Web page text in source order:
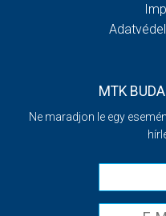
MTK
Ne maradjon le egy